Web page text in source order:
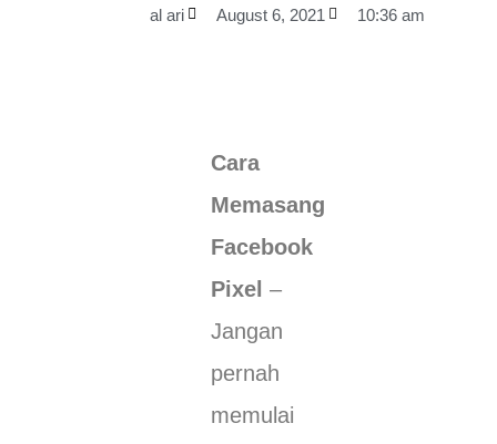
al ari August 6, 2021 10:36 am
Cara
Memasang
Facebook
Pixel –
Jangan
pernah
memulai